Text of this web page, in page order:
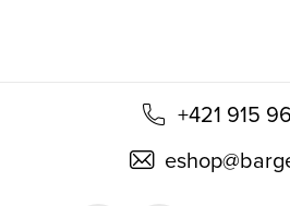
+421 915
eshop@